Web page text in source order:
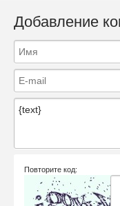
Добавление
Повторите код: